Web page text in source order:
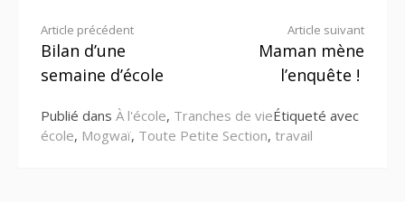
Lire
la
Article précédent
Bilan d’une
semaine d’école
Article suivant
Maman mène
l’enquête !
Publié dans À l'école, Tranches de vieÉtiqueté avec
école, Mogwaï, Toute Petite Section, travail